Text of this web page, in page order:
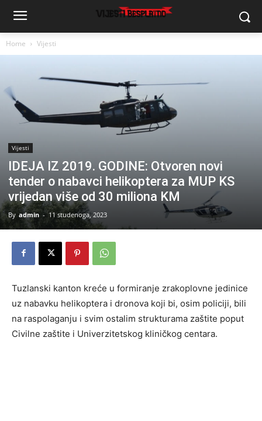
Home Vijesti
Vijesti
IDEJA IZ 2019. GODINE: Otvoren novi
tender o nabavci helikoptera za MUP KS
vrijedan više od 30 miliona KM
By admin - 11 studenoga, 2023
Tuzlanski kanton kreće u formiranje zrakoplovne jedinice
uz nabavku helikoptera i dronova koji bi, osim policiji, bili
na raspolaganju i svim ostalim strukturama zaštite poput
Civilne zaštite i Univerzitetskog kliničkog centara.